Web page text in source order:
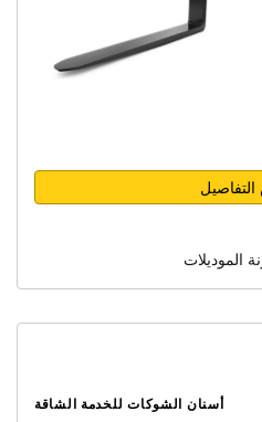
الموديلات
أسنان الشوكات للخدمة الشاقة